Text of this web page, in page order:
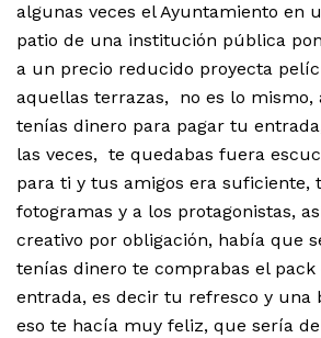
algunas veces el Ayuntamiento en
patio de una institución pública
a un precio reducido proyecta
aquellas terrazas, no es lo mismo,
tenías dinero para pagar tu
las veces, te quedabas fuera
para ti y tus amigos era suficiente,
fotogramas y a los protagonistas,
creativo por obligación, había que
tenías dinero te comprabas el
entrada, es decir tu refresco y una
eso te hacía muy feliz, que sería